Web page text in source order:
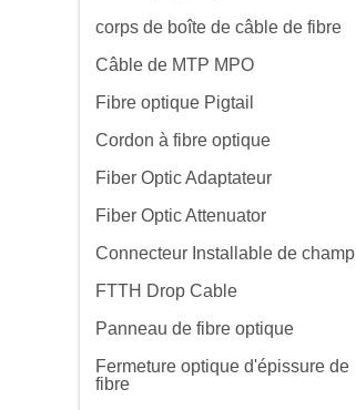
corps de boîte de câble de fibre
Câble de MTP MPO
Fibre optique Pigtail
Cordon à fibre optique
Fiber Optic Adaptateur
Fiber Optic Attenuator
Connecteur Installable de champ
FTTH Drop Cable
Panneau de fibre optique
Fermeture optique d'épissure de
fibre